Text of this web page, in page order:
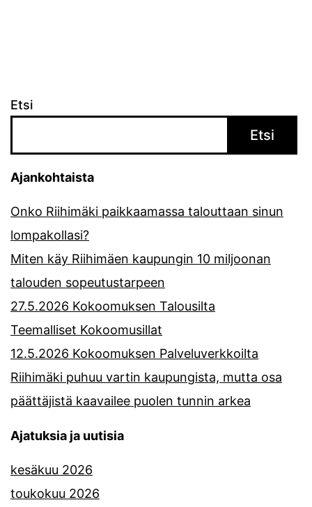
Etsi
Etsi
Ajankohtaista
Onko Riihimäki paikkaamassa talouttaan sinun
lompakollasi?
Miten käy Riihimäen kaupungin 10 miljoonan
talouden sopeutustarpeen
27.5.2026 Kokoomuksen Talousilta
Teemalliset Kokoomusillat
12.5.2026 Kokoomuksen Palveluverkkoilta
Riihimäki puhuu vartin kaupungista, mutta osa
päättäjistä kaavailee puolen tunnin arkea
Ajatuksia ja uutisia
kesäkuu 2026
toukokuu 2026